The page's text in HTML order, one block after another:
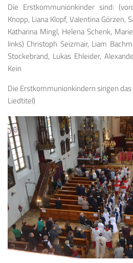
Die Erstkommunionkinder sind:
Knopp, Liana Klopf, Valentina Görzen,
Katharina Mingl, Helena Schenk,
links) Christoph Seizmair, Liam
Stockebrand, Lukas Ehleider,
Kein
Die Erstkommunionkindern singen das
Liedtitel)